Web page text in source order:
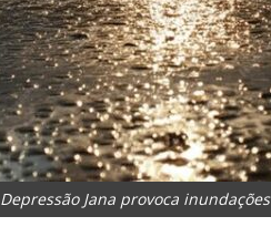
Depressão Jana provoca inundações